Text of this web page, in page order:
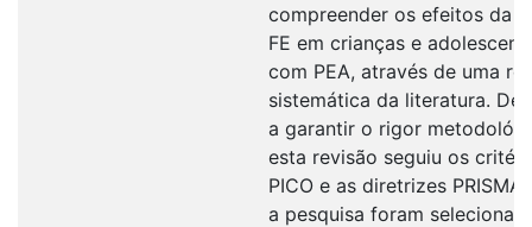
compreender os efeitos da
FE em crianças e
com PEA, através de uma
sistemática da literatura. De
a garantir o rigor
esta revisão seguiu os
PICO e as diretrizes
a pesquisa foram